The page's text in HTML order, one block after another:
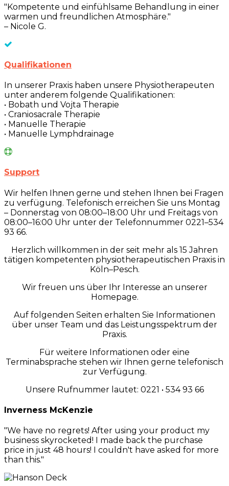
"Kompetente und einfühlsame Behandlung in einer
warmen und freundlichen Atmosphäre."
– Nicole G.
Qualifikationen
In unserer Praxis haben unsere Physiotherapeuten
unter anderem folgende Qualifikationen:
• Bobath und Vojta Therapie
• Craniosacrale Therapie
• Manuelle Therapie
• Manuelle Lymphdrainage
Support
Wir helfen Ihnen gerne und stehen Ihnen bei Fragen
zu verfügung. Telefonisch erreichen Sie uns Montag
– Donnerstag von 08:00–18:00 Uhr und Freitags von
08:00–16:00 Uhr unter der Telefonnummer 0221–534
93 66.
Herzlich willkommen in der seit mehr als 15 Jahren
tätigen kompetenten physiotherapeutischen Praxis in
Köln–Pesch.
Wir freuen uns über Ihr Interesse an unserer
Homepage.
Auf folgenden Seiten erhalten Sie Informationen
über unser Team und das Leistungsspektrum der
Praxis.
Für weitere Informationen oder eine
Terminabsprache stehen wir Ihnen gerne telefonisch
zur Verfügung.
Unsere Rufnummer lautet: 0221 • 534 93 66
Inverness McKenzie
"We have no regrets! After using your product my
business skyrocketed! I made back the purchase
price in just 48 hours! I couldn't have asked for more
than this."